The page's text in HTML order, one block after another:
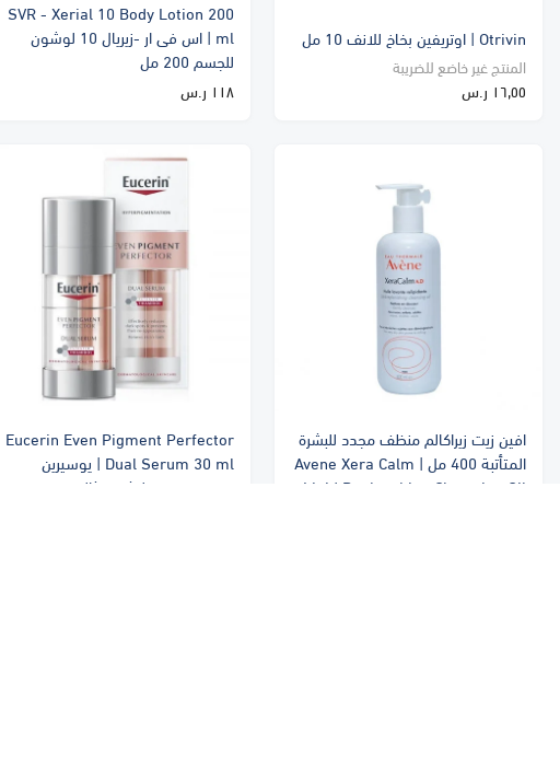
Otrivin | اوتريفين بخاخ للانف 10 مل
المنتج غير خاضع للضريبة
١٦٫٥٥ ر.س
SVR - Xerial 10 Body Lotion 200
ml | اس فى ار -زيريال 10 لوشون
للجسم 200 مل
١١٨ ر.س
افين زيت زيراكالم منظف مجدد للبشرة
المتأتبة 400 مل | Avene Xera Calm
Lipid Replenshing Cleansing Oil
Eucerin Even Pigment Perfector
Dual Serum 30 ml | يوسيرين
سيروم مزدوج لبشره مثاليه موحده